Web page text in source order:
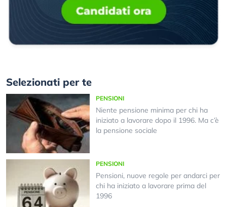
Selezionati per te
PENSIONI
Niente pensione minima per chi ha
iniziato a lavorare dopo il 1996. Ma c’è
la pensione sociale
PENSIONI
Pensioni, nuove regole per andarci per
chi ha iniziato a lavorare prima del
1996